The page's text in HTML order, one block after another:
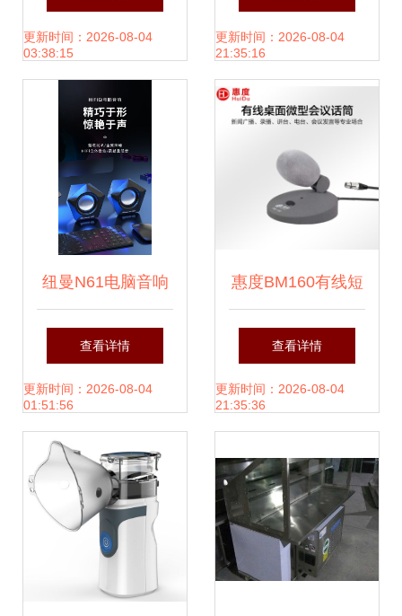
家具数控开料设备
更新时间：2026-08-04
03:38:15
型号规格及家用视
听设备销售解析
更新时间：2026-08-04
21:35:16
纽曼N61电脑音响
家用桌面音频的性
价比之选
查看详情
更新时间：2026-08-04
01:51:56
惠度BM160有线短
杆麦克风 家庭娱乐
的音质新选择
查看详情
更新时间：2026-08-04
21:35:36